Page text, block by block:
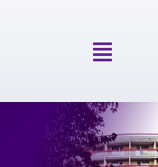
Toggle